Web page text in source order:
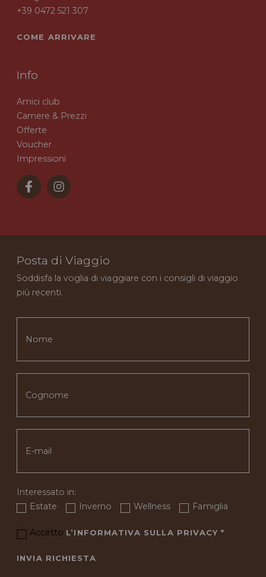
+39 0472 521 307
COME ARRIVARE
Info
Amici club
Camere & Prezzi
Offerte
Voucher
Impressioni
Posta di Viaggio
Soddisfa la voglia di viaggiare con i consigli di viaggio
più recenti.
Interessato in:
Estate
Inverno Wellness Famiglia
Accetto L’INFORMATIVA SULLA PRIVACY*
INVIA RICHIESTA